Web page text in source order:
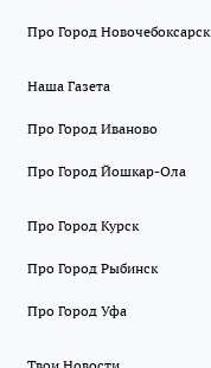
Про Город Новочебоксарск
Наша Газета
Про Город Иваново
Про Город Йошкар-Ола
Про Город Курск
Про Город Рыбинск
Про Город Уфа